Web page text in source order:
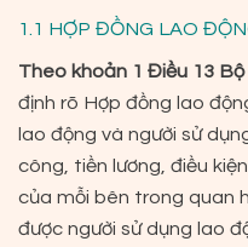
1.1 HỢP ĐỒNG LAO
Theo khoản 1 Điều 13
định rõ Hợp đồng lao
lao động và người sử
công, tiền lương, điều
của mỗi bên trong quan
được người sử dụng lao